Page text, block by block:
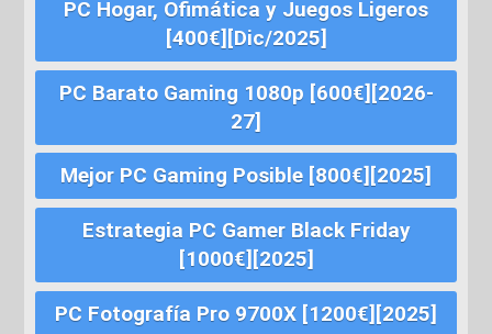
PC Hogar, Ofimática y Juegos Ligeros
[400€][Dic/2025]
PC Barato Gaming 1080p [600€][2026-
27]
Mejor PC Gaming Posible [800€][2025]
Estrategia PC Gamer Black Friday
[1000€][2025]
PC Fotografía Pro 9700X [1200€][2025]